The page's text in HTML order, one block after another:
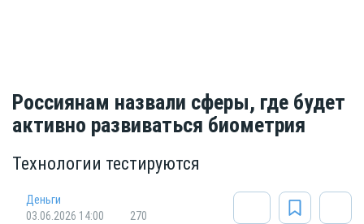
Россиянам назвали сферы, где будет
активно развиваться биометрия
Технологии тестируются
Деньги
03.06.2026 14:00
270